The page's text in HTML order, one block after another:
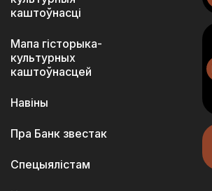
каштоўнасці
Мапа гісторыка-
культурных
каштоўнасцей
Навіны
Пра Банк звестак
Спецыялістам